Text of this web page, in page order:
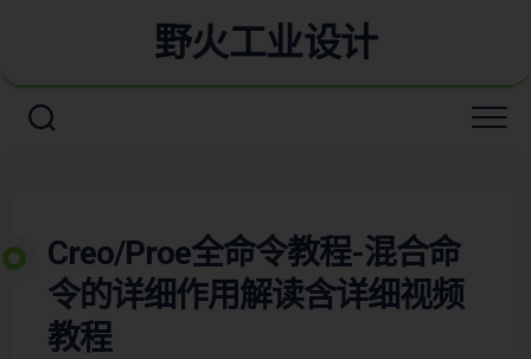
野火工业设计
Creo/Proe全命令教程-混合命
令的详细作用解读含详细视频
教程